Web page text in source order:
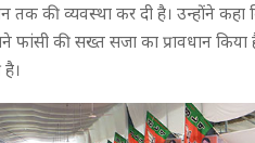
की व्यवस्था कर दी है। उन्होंने कहा
फांसी की सख्त सजा का प्रावधान